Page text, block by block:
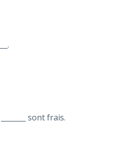
sont frais.